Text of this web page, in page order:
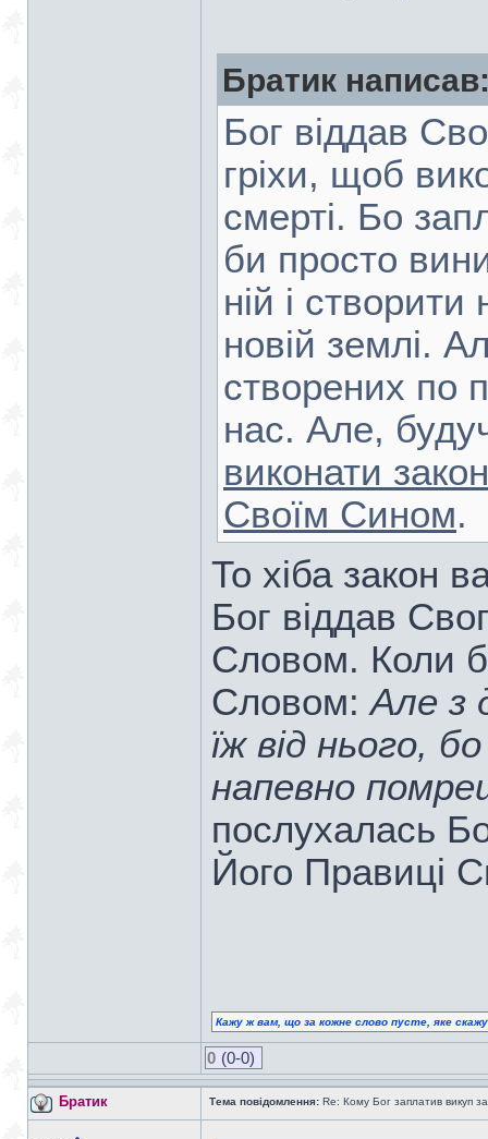
Братик
Бог віддав
гріхи, щоб
смерті. Бо
би просто
ній і
новій землі.
створених по
нас. Але,
виконати
Своїм Сином.
То хіба закон
Бог віддав
Словом. Коли
Словом:Але з
їж від нього,
напевно
послухалась
Його Правиці
Кажу ж вам, що за кожне слово пусте, яке
0 (0-0)
Братик Тема повідомлення: Re: Кому Бог заплатив викуп